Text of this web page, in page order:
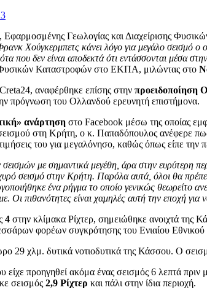
Εφαρμοσμένης Γεωλογίας και Διαχείρισης
Χούγκερμπετς κάνει λόγο για μεγάλο σεισμό
που δεν είναι αποδεκτά ότι εντάσσονται μέσα
Φυσικών Καταστροφών στο ΕΚΠΑ, μιλώντας στο
αναφέρθηκε επίσης στην προειδοποίηση
πρόγνωση του Ολλανδού ερευνητή επιστήμονα.
ανάρτηση στο Facebook μέσω της οποίας
στη Κρήτη, ο κ. Παπαδόπουλος ανέφερε
του για μεγαλόνησο, καθώς όπως είπε
με σημαντικά μεγέθη, άρα στην ευρύτερη
σεισμό στην Κρήτη. Παρόλα αυτά, όλοι θα
ένα ρήγμα το οποίο γενικώς θεωρείτο
Οι πιθανότητες είναι χαμηλές αυτή την εποχή
4 στην κλίμακα Ρίχτερ, σημειώθηκε ανοιχτά της
φορέων συγκρότησης του Ενιαίου Εθνικού
29 χλμ. δυτικά νοτιοδυτικά της Κάσσου. Ο
προηγηθεί ακόμα ένας σεισμός 6 λεπτά
σεισμός 2,9 Ρίχτερ και πάλι στην ίδια περιοχή.